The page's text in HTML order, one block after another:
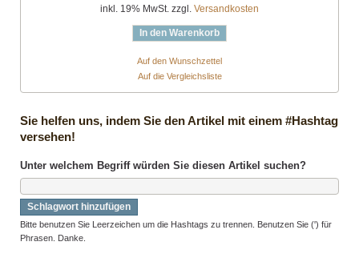
inkl. 19% MwSt. zzgl. Versandkosten
In den Warenkorb
Auf den Wunschzettel
Auf die Vergleichsliste
Sie helfen uns, indem Sie den Artikel mit einem #Hashtag
versehen!
Unter welchem Begriff würden Sie diesen Artikel suchen?
Schlagwort hinzufügen
Bitte benutzen Sie Leerzeichen um die Hashtags zu trennen. Benutzen Sie (') für
Phrasen. Danke.